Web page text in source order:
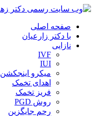
صفحه اصلی
با دکتر زارعیان
نازایی
IVF
IUI
میکرو اینجکشن
اهدای تخمک
فریز تخمک
روش PGD
رحم جایگزین